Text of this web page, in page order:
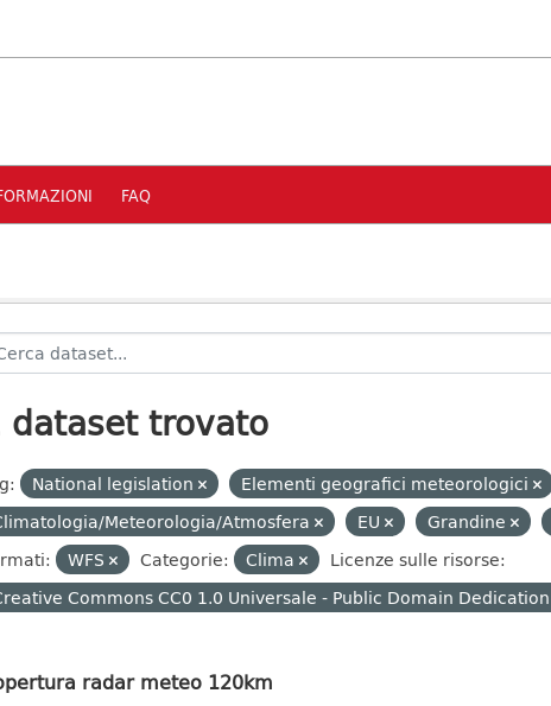
FAQ
dataset trovato
National legislation
Elementi geografici meteorologici
Meteorologia/Atmosfera
EU Grandine
WFS Categorie: Clima
Licenze sulle risorse:
Commons CC0 1.0 Universale - Public Domain
radar meteo 120km